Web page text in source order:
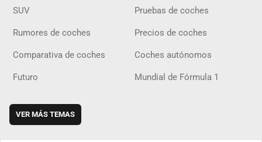
SUV Pruebas de coches
Rumores de coches Precios de coches
Comparativa de coches Coches autónomos
Futuro Mundial de Fórmula 1
VER MÁS TEMAS